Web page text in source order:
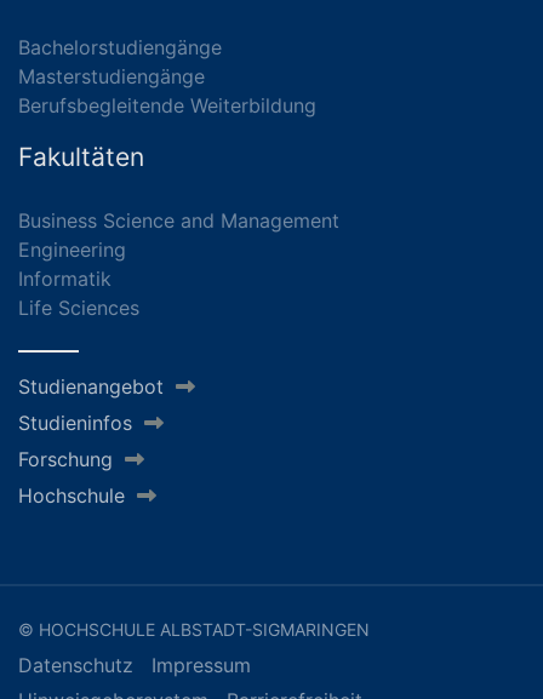
Bachelorstudiengänge
Masterstudiengänge
Berufsbegleitende Weiterbildung
Fakultäten
Business Science and Management
Engineering
Informatik
Life Sciences
Studienangebot
Studieninfos
Forschung
Hochschule
© HOCHSCHULE ALBSTADT-SIGMARINGEN
Datenschutz
Impressum